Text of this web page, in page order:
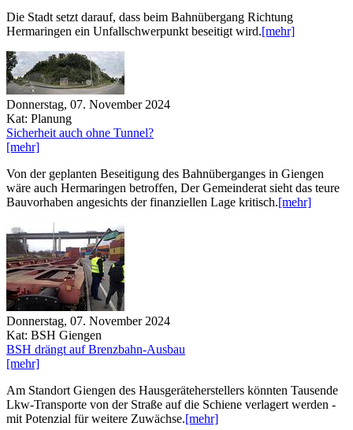
Die Stadt setzt darauf, dass beim Bahnübergang Richtung
Hermaringen ein Unfallschwerpunkt beseitigt wird.[mehr]
Donnerstag, 07. November 2024
Kat: Planung
Sicherheit auch ohne Tunnel?
[mehr]
Von der geplanten Beseitigung des Bahnüberganges in Giengen
wäre auch Hermaringen betroffen, Der Gemeinderat sieht das teure
Bauvorhaben angesichts der finanziellen Lage kritisch.[mehr]
Donnerstag, 07. November 2024
Kat: BSH Giengen
BSH drängt auf Brenzbahn-Ausbau
[mehr]
Am Standort Giengen des Hausgeräteherstellers könnten Tausende
Lkw-Transporte von der Straße auf die Schiene verlagert werden -
mit Potenzial für weitere Zuwächse.[mehr]